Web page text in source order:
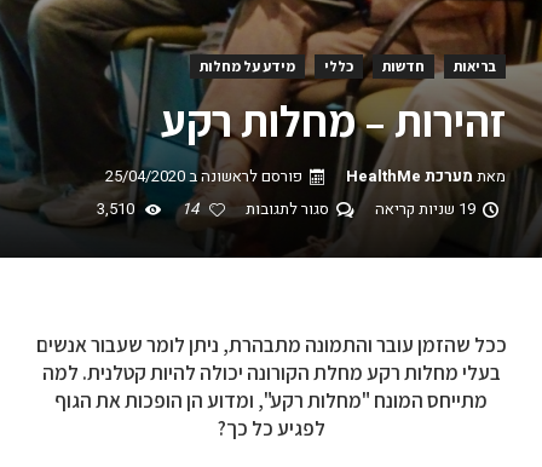
בריאות חדשות כללי מידע על מחלות
זהירות – מחלות רקע
מאת מערכת HealthMe פורסם לראשונה ב25/04/2020
19 שניות קריאה
סגור לתגובות 14
ככל שהזמן עובר והתמונה מתבהרת, ניתן לומר שעבור אנשים
בעלי מחלות רקע מחלת הקורונה יכולה להיות קטלנית. למה
מתייחס המונח "מחלות רקע", ומדוע הן הופכות את הגוף
לפגיע כל כך?